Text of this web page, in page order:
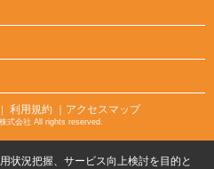
｜ 利用規約 ｜アクセスマップ
式会社 All rights reserved.
状況把握、サービス向上検討を目的と